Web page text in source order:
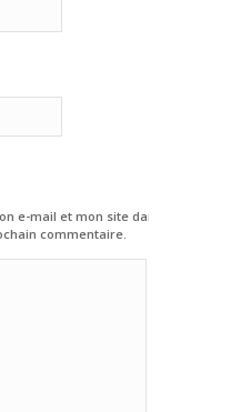
e-mail et mon site dans le
commentaire.